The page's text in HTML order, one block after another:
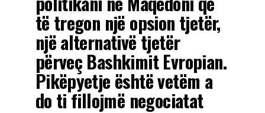
të tregon një opsion tjetër,
një alternativë tjetër
përveç Bashkimit Evropian.
Pikëpyetje është vetëm a
do ti fillojmë negociatat